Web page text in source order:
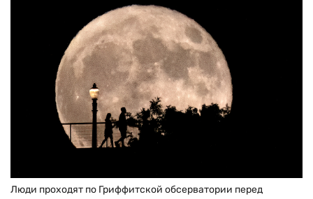
Люди проходят по Гриффитской обсерватории перед